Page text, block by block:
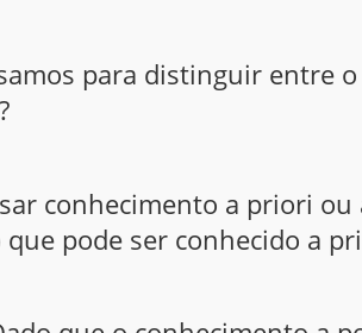
para distinguir entre
conhecimento a priori
pode ser conhecido a